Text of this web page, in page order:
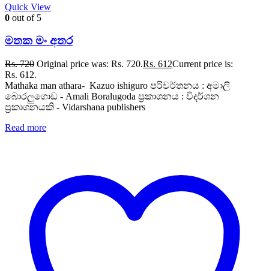
Quick View
0 out of 5
මතක මං අතර
Rs.720 Original price was: Rs. 720.Rs. 612Current price is:
Rs. 612.
Mathaka man athara- Kazuo ishiguro පරිවර්තනය : අමාලි
බොරලුගොඩ - Amali Boralugoda ප්‍රකාශනය : විදර්ශන
ප්‍රකාශනයකි - Vidarshana publishers
Read more